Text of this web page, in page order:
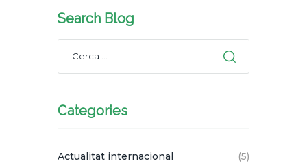
Search Blog
Categories
Actualitat internacional
(5)